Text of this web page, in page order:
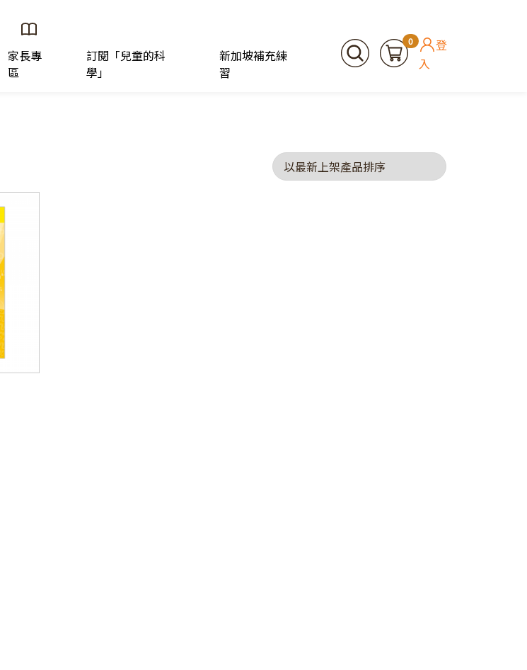
家長專
區
訂閱「兒童的科
學」
新加坡補充練
習
0
登
入